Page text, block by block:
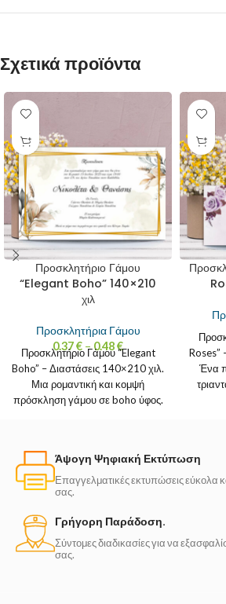
Σχετικά προϊόντα
Προσκλητήριο Γάμου
“Elegant Boho” 140×210
χιλ
Προσκλητήρια Γάμου
0.37€ – 0.48€
Προσκλητήριο Γάμου “Elegant
Boho” – Διαστάσεις 140×210 χιλ.
Μια ρομαντική και κομψή
πρόσκληση γάμου σε boho ύφος.
Roses”
Ένα
Άψογη Ψηφιακή Εκτύπωση
Επαγγελματικές εκτυπώσεις εύκολα
σας.
Γρήγορη Παράδοση.
Σύντομες διαδικασίες για να
σας.